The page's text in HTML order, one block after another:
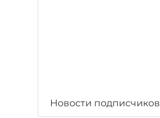
Новости подписчиков